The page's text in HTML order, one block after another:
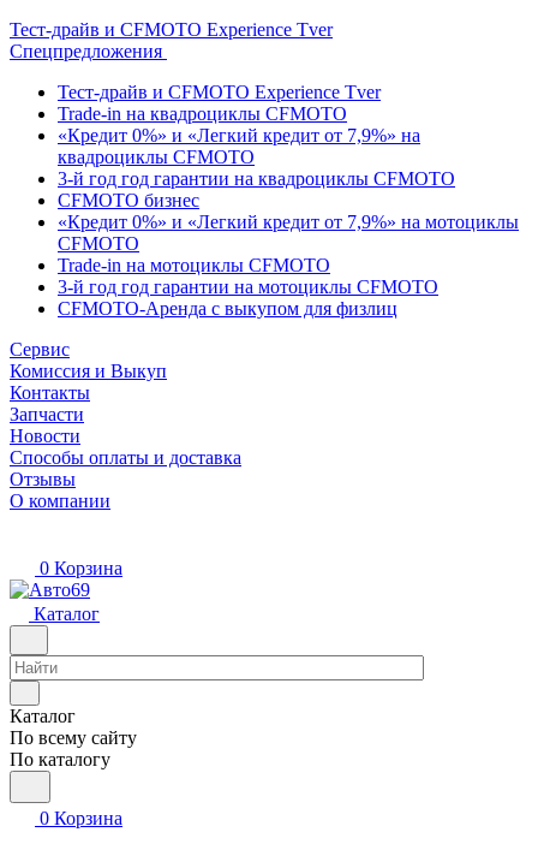
Тест-драйв и CFMOTO Experience Tver
Спецпредложения
Тест-драйв и CFMOTO Experience Tver
Trade-in на квадроциклы CFMOTO
«Кредит 0%» и «Легкий кредит от 7,9%» на
квадроциклы CFMOTO
3-й год год гарантии на квадроциклы CFMOTO
CFMOTO бизнес
«Кредит 0%» и «Легкий кредит от 7,9%» на мотоциклы
CFMOTO
Trade-in на мотоциклы CFMOTO
3-й год год гарантии на мотоциклы CFMOTO
CFMOTO-Аренда с выкупом для физлиц
Сервис
Комиссия и Выкуп
Контакты
Запчасти
Новости
Способы оплаты и доставка
Отзывы
О компании
0 Корзина
Каталог
Каталог
По всему сайту
По каталогу
0 Корзина